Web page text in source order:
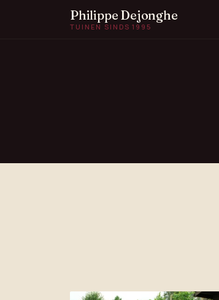
Philippe Dejonghe
TUINEN SINDS 1995